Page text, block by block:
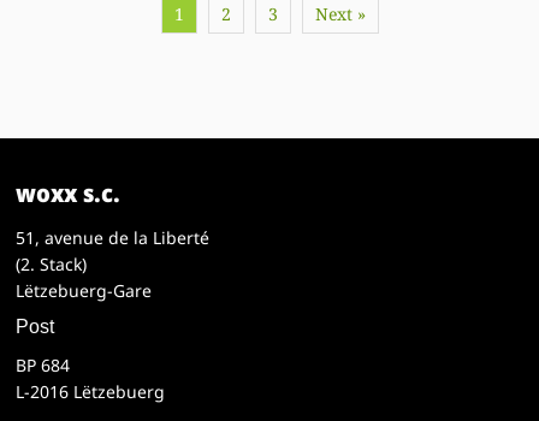
1 2 3 Next »
woxx s.c.
51, avenue de la Liberté
(2. Stack)
Lëtzebuerg-Gare
Post
BP 684
L-2016 Lëtzebuerg